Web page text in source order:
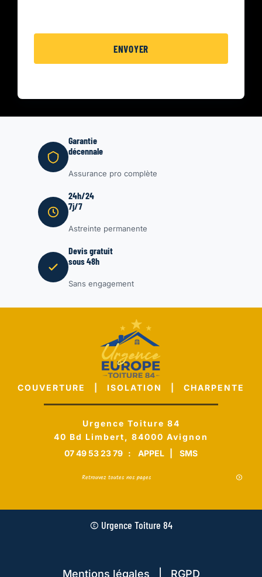
Garantie
décennale
Assurance pro complète
24h/24
7j/7
Astreinte permanente
Devis gratuit
sous 48h
Sans engagement
COUVERTURE | ISOLATION | CHARPENTE
Urgence Toiture 84
40 Bd Limbert, 84000 Avignon
07 49 53 23 79 : APPEL SMS
Retrouvez toutes nos pages
© Urgence Toiture 84
Mentions légales | RGPD